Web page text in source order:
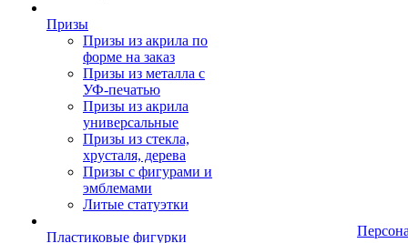
Призы
Призы из акрила по
форме на заказ
Призы из металла с
УФ-печатью
Призы из акрила
универсальные
Призы из стекла,
хрусталя, дерева
Призы с фигурами и
эмблемами
Литые статуэтки
Пластиковые фигурки